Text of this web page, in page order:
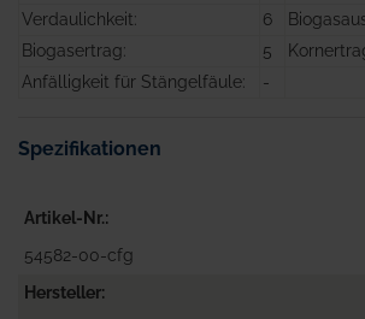
Verdaulichkeit:
6
Biogasertrag:
5
Anfälligkeit für Stängelfäule:
-
Spezifikationen
Artikel-Nr.
54582-00-cfg
Hersteller